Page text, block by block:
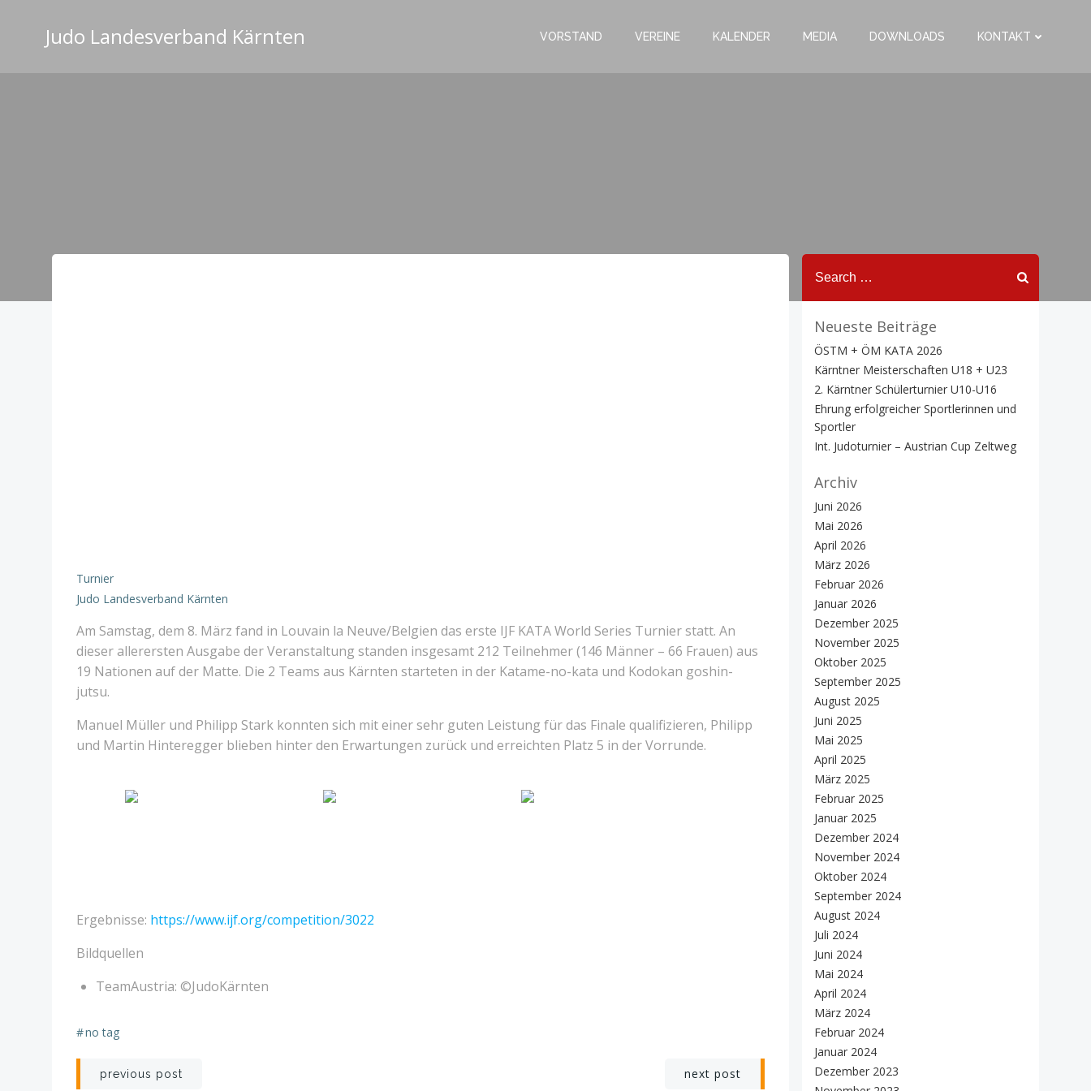
springenJudo Landesverband Kärnten VORSTAND VEREINE KALENDER MEDIA DOWNLOADS KONTAKT
Turnier
Judo Landesverband Kärnten
Am Samstag, dem 8. März fand in Louvain la Neuve/Belgien das erste IJF KATA World Series Turnier statt. An
dieser allerersten Ausgabe der Veranstaltung standen insgesamt 212 Teilnehmer (146 Männer – 66 Frauen) aus
19 Nationen auf der Matte. Die 2 Teams aus Kärnten starteten in der Katame-no-kata und Kodokan goshin-
jutsu.
Manuel Müller und Philipp Stark konnten sich mit einer sehr guten Leistung für das Finale qualifizieren, Philipp
und Martin Hinteregger blieben hinter den Erwartungen zurück und erreichten Platz 5 in der Vorrunde.
Ergebnisse: https://www.ijf.org/competition/3022
Bildquellen
TeamAustria: ©JudoKärnten
#no tag
Post
previous post next post
Search
for:
Neueste Beiträge
ÖSTM + ÖM KATA 2026
Kärntner Meisterschaften U18 + U23
2. Kärntner Schülerturnier U10-U16
Ehrung erfolgreicher Sportlerinnen und
Sportler
Int. Judoturnier – Austrian Cup Zeltweg
Archiv
Juni 2026
Mai 2026
April 2026
März 2026
Februar 2026
Januar 2026
Dezember 2025
November 2025
Oktober 2025
September 2025
August 2025
Juni 2025
Mai 2025
April 2025
März 2025
Februar 2025
Januar 2025
Dezember 2024
November 2024
Oktober 2024
September 2024
August 2024
Juli 2024
Juni 2024
Mai 2024
April 2024
März 2024
Februar 2024
Januar 2024
Dezember 2023